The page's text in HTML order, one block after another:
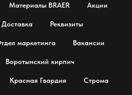
Материалы BRAER Акции
Доставка Реквизиты
маркетинга Вакансии
Воротынский кирпич
Красная Гвардия Строма